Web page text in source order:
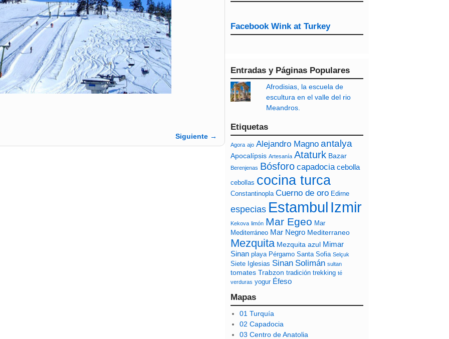
Siguiente →
Facebook Wink at Turkey
Entradas y Páginas Populares
Afrodisias, la escuela de
escultura en el valle del rio
Meandros.
Etiquetas
Agora ajo Alejandro Magno antalya
Apocalípsis Artesanía Ataturk Bazar
Berenjenas Bósforo capadocia cebolla
cebollas cocina turca
Constantinopla Cuerno de oro Edirne
especias Estambul Izmir
Kekova limón Mar Egeo Mar
Mediterráneo Mar Negro Mediterraneo
Mezquita Mezquita azul Mimar
Sinan playa Pérgamo Santa Sofia Selçuk
Siete Iglesias Sinan Solimán sultan
tomates Trabzon tradición trekking té
verduras yogur Éfeso
Mapas
01 Turquía
02 Capadocia
03 Centro de Anatolia